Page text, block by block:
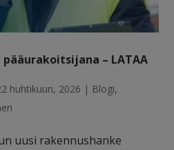
– LATAA
huhtikuun, 2026 | Blogi,
uusi rakennushanke